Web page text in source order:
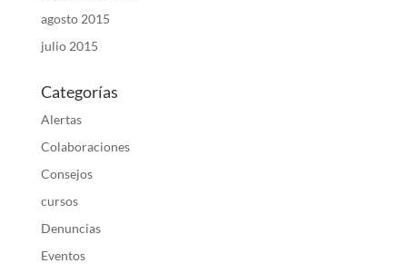
agosto 2015
julio 2015
Categorías
Alertas
Colaboraciones
Consejos
cursos
Denuncias
Eventos